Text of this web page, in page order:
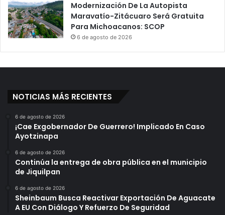
Modernización De La Autopista
Maravatío-Zitácuaro Será Gratuita
Para Michoacanos: SCOP
6 de agosto de 2026
NOTICIAS MÁS RECIENTES
6 de agosto de 2026
¡Cae Exgobernador De Guerrero! Implicado En Caso
Ayotzinapa
6 de agosto de 2026
Continúa la entrega de obra pública en el municipio
de Jiquilpan
6 de agosto de 2026
Sheinbaum Busca Reactivar Exportación De Aguacate
A EU Con Diálogo Y Refuerzo De Seguridad